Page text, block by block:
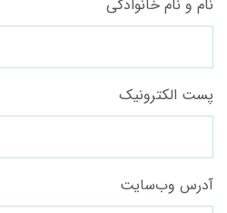
نام و نام خانوادگی
پست الکترونیک
آدرس وب‌سایت